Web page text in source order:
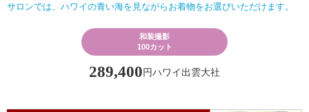
サロンでは、ハワイの青い海を見ながらお着物をお選びいただけます。
和装撮影
100カット
289,400円ハワイ出雲大社